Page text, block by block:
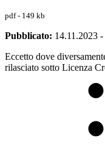
pdf - 149 kb
Pubblicato: 14.11.2023 -
Eccetto dove
rilasciato sotto Licenza